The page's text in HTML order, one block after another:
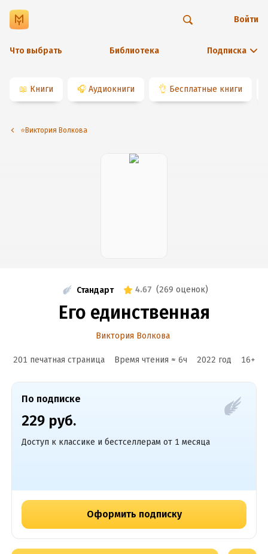
Что выбрать Библиотека Подписка
Войти
📖 Книги 🎧 Аудиокниги 👌 Бесплатные книги
⭐️Виктория Волкова
Стандарт 4.67 (269 оценок)
Его единственная
Виктория Волкова
201 печатная страница Время чтения ≈ 6ч 2022 год 16+
По подписке
229 руб.
Доступ к классике и бестселлерам от 1 месяца
Оформить подписку